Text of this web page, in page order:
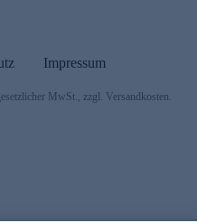
Impressum
MwSt., zzgl. Versandkosten.